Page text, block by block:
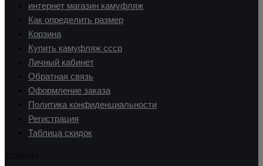
интернет магазин камуфляж
Как определить размер
Корзина
Купить камуфляж ссср
Личный кабинет
Обратная связь
Оформление заказа
Политика конфиденциальности
Регистрация
Таблица скидок